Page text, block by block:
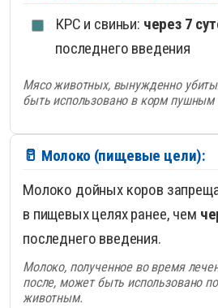
КРС и свиньи: через 7
последнего введения
Мясо животных, вынужденно
быть использовано в корм пушным
🥛 Молоко (пищевые цели):
Молоко дойных коров
в пищевых целях ранее, чем
последнего введения.
Молоко, полученное во время
после, может быть использовано
животным.